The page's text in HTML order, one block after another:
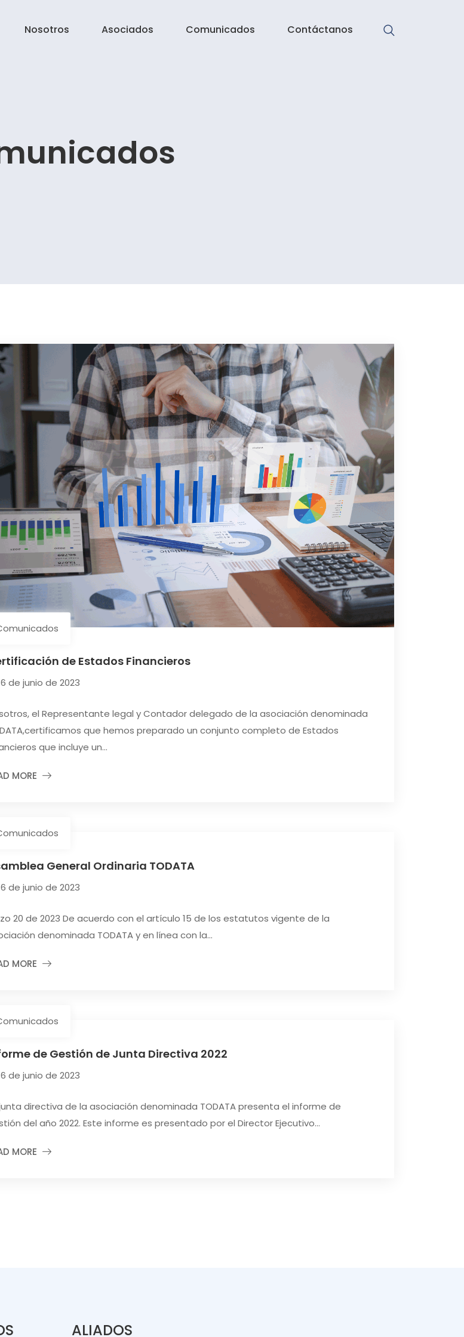
Nosotros Asociados Comunicados Contáctanos
de Estados Financieros
6 de junio de 2023
el Representante legal y Contador delegado de la asociación denominada
que hemos preparado un conjunto completo de Estados
que incluye un...
MORE
General Ordinaria TODATA
6 de junio de 2023
20 de 2023 De acuerdo con el artículo 15 de los estatutos vigente de la
denominada TODATA y en línea con la...
MORE
de Gestión de Junta Directiva 2022
6 de junio de 2023
directiva de la asociación denominada TODATA presenta el informe de
del año 2022. Este informe es presentado por el Director Ejecutivo...
MORE
ALIADOS